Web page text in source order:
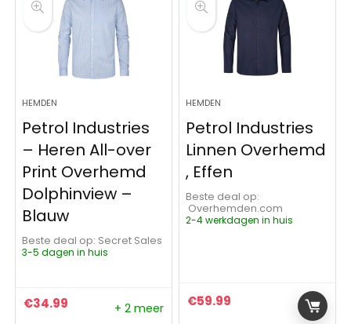
HEMDEN
Petrol Industries
– Heren All-over
Print Overhemd
Dolphinview –
Blauw
Beste deal op:
Secret Sales
3-5 dagen in huis
€34.99 + 2 meer
HEMDEN
Petrol Industries
Linnen Overhemd
, Effen
Beste deal op:
Overhemden.com
2-4 werkdagen in huis
€59.99